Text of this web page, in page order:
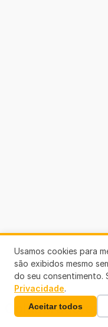
Colaboradores
Usamos cookies para
são exibidos mesmo
do seu consentimento.
Privacidade.
Aceitar todos